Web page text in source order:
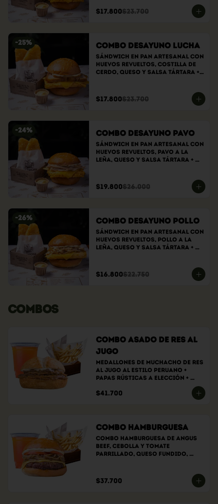
$17.800$23.700
-25% Combo Desayuno Lucha
Sándwich En Pan Artesanal Con
Huevos Revueltos, Costilla De
Cerdo, Queso Y Salsa Tártara +
$17.800$23.700
-24% Combo Desayuno Pavo
Sándwich En Pan Artesanal Con
Huevos Revueltos, Pavo A La
Leña, Queso Y Salsa Tártara +
$19.800$26.000
-26% Combo Desayuno Pollo
Sándwich En Pan Artesanal Con
Huevos Revueltos, Pollo A La
Leña, Queso Y Salsa Tártara +
$16.800$22.750
COMBOS
Combo Asado de Res al
Jugo
Medallones de muchacho de res
al jugo al estilo peruano +
papas rústicas a elección +
$41.700
Combo Hamburguesa
Combo hamburguesa de angus
beef, cebolla y tomate
parrillado, queso fundido,
elección.
$37.700